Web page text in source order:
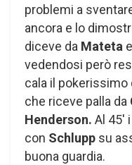
problemi a
ancora e lo
diceve da Mateta
vedendosi però
cala il
che riceve palla da
Henderson. Al 45′
con Schlupp su
buona guardia.